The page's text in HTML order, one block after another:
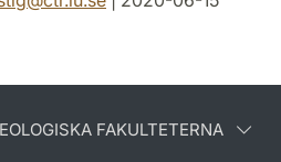
FAKULTETERNA